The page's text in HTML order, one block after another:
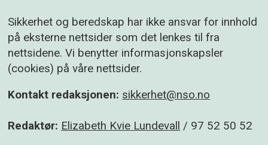
Sikkerhet og beredskap har ikke ansvar for innhold
på eksterne nettsider som det lenkes til fra
nettsidene. Vi benytter informasjonskapsler
(cookies) på våre nettsider.
Kontakt redaksjonen: sikkerhet@nso.no
Redaktør: Elizabeth Kvie Lundevall / 97 52 50 52